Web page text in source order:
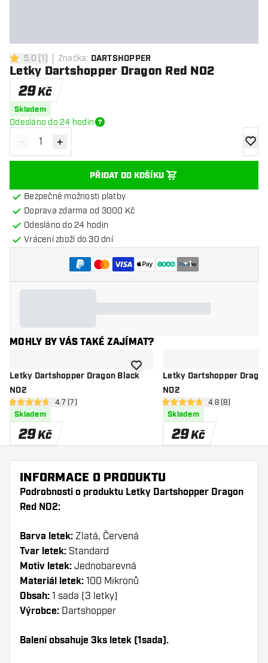
5 hodnoticí hvězdičky
5.0 [1] Značka: DARTSHOPPER
Letky Dartshopper Dragon Red NO2
29Kč
Skladem
Odesláno do 24 hodin
Snížit množství
- Zvýšit množství
+
PŘIDAT DO KOŠÍKU
Bezpečné možnosti platby
Doprava zdarma od 3000 Kč
Odesláno do 24 hodin
Vrácení zboží do 30 dní
+1
MOHLY BY VÁS TAKÉ ZAJÍMAT?
Letky Dartshopper Dragon Black
NO2
otevřít panel recenzí
4.7 hodnoticí hvězdičky
4.7 (7)
Skladem
29Kč
Přidat do seznamu přání
Letky Dartshopper
NO2
otevřít panel
4.8 hodnoticí hvězdičky
4.8 (8)
Skladem
29Kč
INFORMACE O PRODUKTU
Podrobnosti o produktu Letky Dartshopper Dragon
Red NO2:
Barva letek: Zlatá, Červená
Tvar letek: Standard
Motiv letek: Jednobarevná
Materiál letek: 100 Mikronů
Obsah: 1 sada (3 letky)
Výrobce: Dartshopper
Balení obsahuje 3ks letek (1sada).